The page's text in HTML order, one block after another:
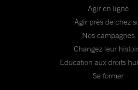
Agir en ligne
Agir près de chez
Nos campagnes
Changez leur
Education aux droits
Se former